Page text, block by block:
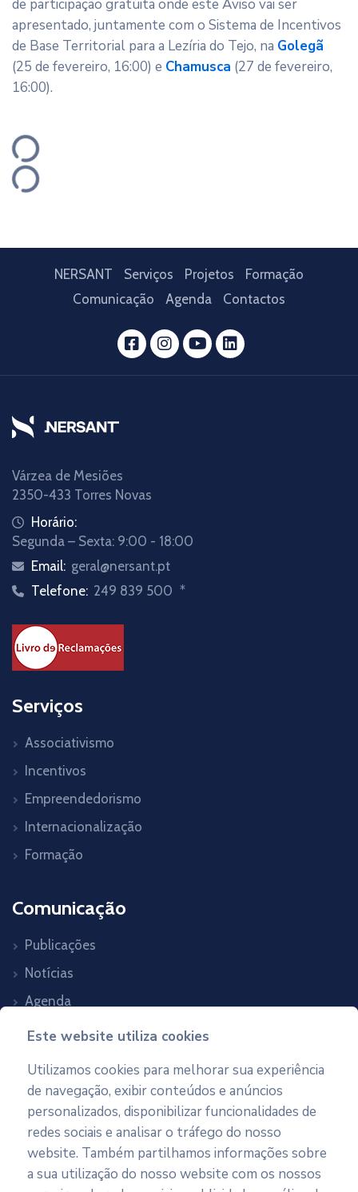
de participação gratuita onde este Aviso vai ser
apresentado, juntamente com o Sistema de Incentivos
de Base Territorial para a Lezíria do Tejo, na Golegã
(25 de fevereiro, 16:00) e Chamusca (27 de fevereiro,
16:00).
NERSANT Serviços Projetos
Formação
Comunicação
Agenda Contactos
Várzea de Mesiões
2350-433 Torres Novas
Horário:
Segunda – Sexta: 9:00 - 18:00
Email: geral@nersant.pt
Telefone: 249 839 500 *
Serviços
Associativismo
Incentivos
Empreendedorismo
Internacionalização
Formação
Comunicação
Publicações
Notícias
Agenda
Contactos
Newsletter
Subscreva as nossas newsletters
Subscrever
Este website utiliza cookies
Utilizamos cookies para melhorar sua experiência
de navegação, exibir conteúdos e anúncios
personalizados, disponibilizar funcionalidades de
redes sociais e analisar o tráfego do nosso
website. Também partilhamos informações sobre
a sua utilização do nosso website com os nossos